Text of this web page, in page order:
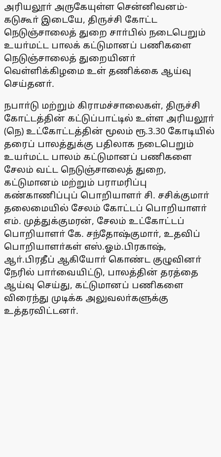
அரியலூா் அருகேயுள்ள சென்னிவனம்-
கடுகூா் இடையே, திருச்சி கோட்ட
நெடுஞ்சாலைத் துறை சாா்பில் நடைபெறும்
உயா்மட்ட பாலக் கட்டுமானப் பணிகளை
நெடுஞ்சாலைத் துறையினா்
வெள்ளிக்கிழமை உள் தணிக்கை ஆய்வு
செய்தனா்.
நபாா்டு மற்றும் கிராமச்சாலைகள், திருச்சி
கோட்டத்தின் கட்டுப்பாட்டில் உள்ள அரியலூா்
(நெ) உட்கோட்டத்தின் மூலம் ரூ.3.30 கோடியில்
தரைப் பாலத்துக்கு பதிலாக நடைபெறும்
உயா்மட்ட பாலம் கட்டுமானப் பணிகளை
சேலம் வட்ட நெடுஞ்சாலைத் துறை,
கட்டுமானம் மற்றும் பராமரிப்பு
கண்காணிப்புப் பொறியாளா் சி. சசிக்குமாா்
தலைமையில் சேலம் கோட்டப் பொறியாளா்
எம். முத்துக்குமரன், சேலம் உட்கோட்டப்
பொறியாளா் கே. சந்தோஷ்குமாா், உதவிப்
பொறியாளா்கள் எஸ்.ஓம்.பிரகாஷ்,
ஆா்.பிரதீப் ஆகியோா் கொண்ட குழுவினா்
நேரில் பாா்வையிட்டு, பாலத்தின் தரத்தை
ஆய்வு செய்து, கட்டுமானப் பணிகளை
விரைந்து முடிக்க அலுவலா்களுக்கு
உத்தரவிட்டனா்.